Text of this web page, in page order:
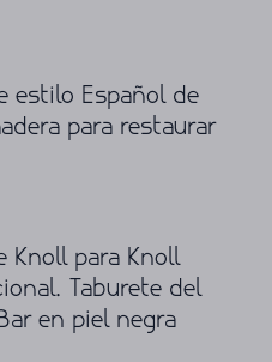
estilo Español de
para restaurar
Knoll para Knoll
Taburete del
en piel negra